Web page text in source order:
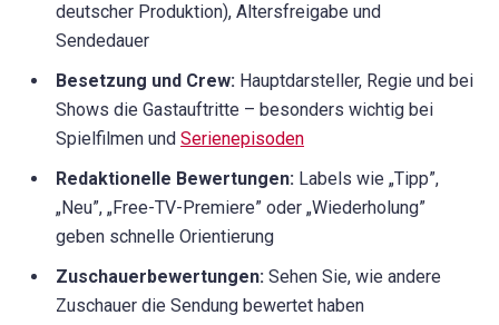
deutscher Produktion), Altersfreigabe und
Sendedauer
Besetzung und Crew: Hauptdarsteller, Regie und bei
Shows die Gastauftritte – besonders wichtig bei
Spielfilmen und Serienepisoden
Redaktionelle Bewertungen: Labels wie „Tipp”,
„Neu”, „Free-TV-Premiere” oder „Wiederholung”
geben schnelle Orientierung
Zuschauerbewertungen: Sehen Sie, wie andere
Zuschauer die Sendung bewertet haben